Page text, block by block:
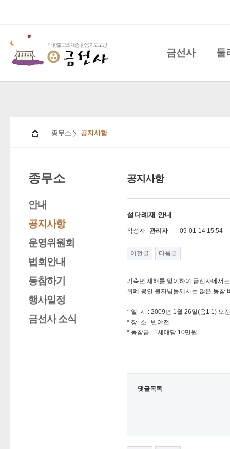
금선사 둘
종무소 공지사항
종무소
안내
공지사항
운영위원회
법회안내
동참하기
행사일정
금선사 소식
공지사항
설다례재 안내
작성자 관리자 09-01-14 15:54
이전글 다음글
기축년 새해를 맞이하여 금선사에서
위폐 봉안 불자님들께서는 많은 동참
* 일 시 : 2009년 1월 26일(음1.1) 오
* 장 소 : 반야전
* 동참금 : 1세대당 10만원
댓글목록